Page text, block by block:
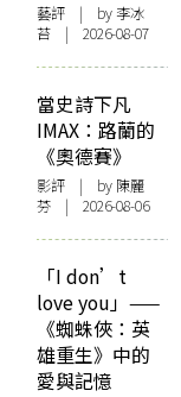
藝評 | by 李冰
苔 | 2026-08-07
當史詩下凡
IMAX：路蘭的
《奧德賽》
影評 | by 陳麗
芬 | 2026-08-06
「I don’t
love you」——
《蜘蛛俠：英
雄重生》中的
愛與記憶